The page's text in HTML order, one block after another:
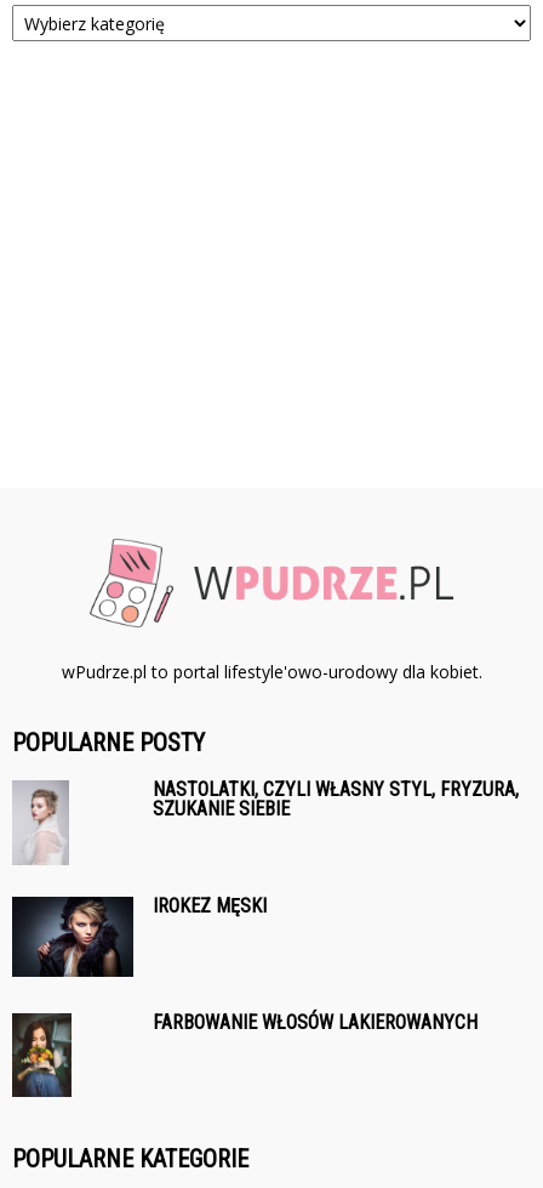
wPudrze.pl to portal lifestyle'owo-urodowy dla kobiet.
POPULARNE POSTY
NASTOLATKI, CZYLI WŁASNY STYL, FRYZURA,
SZUKANIE SIEBIE
IROKEZ MĘSKI
FARBOWANIE WŁOSÓW LAKIEROWANYCH
POPULARNE KATEGORIE